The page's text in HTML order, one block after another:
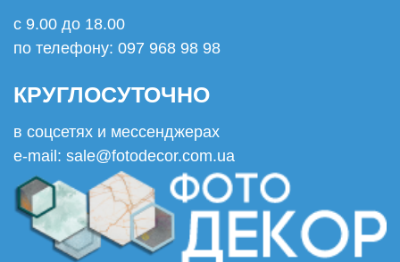
с 9.00 до 18.00
по телефону: 097 968 98 98
КРУГЛОСУТОЧНО
в соцсетях и мессенджерах
e-mail: sale@fotodecor.com.ua